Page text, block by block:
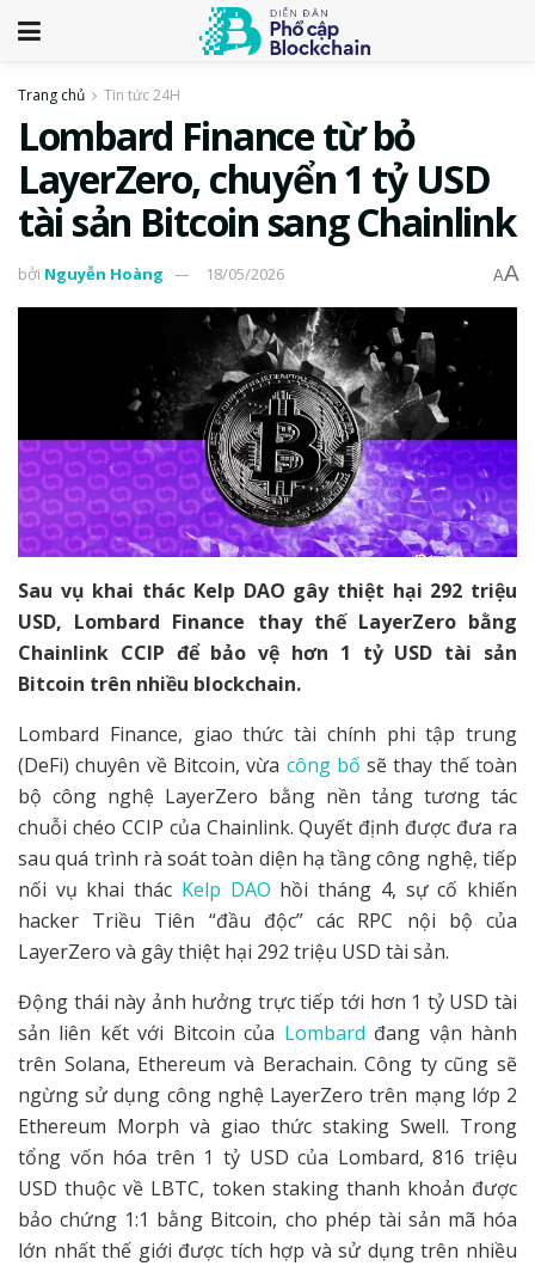
Trang chủ Tin tức 24H
Lombard Finance từ bỏ
LayerZero, chuyển 1 tỷ USD
tài sản Bitcoin sang Chainlink
bởi Nguyễn Hoàng 18/05/2026 AA
Sau vụ khai thác Kelp DAO gây thiệt hại 292 triệu
USD, Lombard Finance thay thế LayerZero bằng
Chainlink CCIP để bảo vệ hơn 1 tỷ USD tài sản
Bitcoin trên nhiều blockchain.
Lombard Finance, giao thức tài chính phi tập trung
(DeFi) chuyên về Bitcoin, vừa công bố sẽ thay thế toàn
bộ công nghệ LayerZero bằng nền tảng tương tác
chuỗi chéo CCIP của Chainlink. Quyết định được đưa ra
sau quá trình rà soát toàn diện hạ tầng công nghệ, tiếp
nối vụ khai thác Kelp DAO hồi tháng 4, sự cố khiến
hacker Triều Tiên “đầu độc” các RPC nội bộ của
LayerZero và gây thiệt hại 292 triệu USD tài sản.
Động thái này ảnh hưởng trực tiếp tới hơn 1 tỷ USD tài
sản liên kết với Bitcoin của Lombard đang vận hành
trên Solana, Ethereum và Berachain. Công ty cũng sẽ
ngừng sử dụng công nghệ LayerZero trên mạng lớp 2
Ethereum Morph và giao thức staking Swell. Trong
tổng vốn hóa trên 1 tỷ USD của Lombard, 816 triệu
USD thuộc về LBTC, token staking thanh khoản được
bảo chứng 1:1 bằng Bitcoin, cho phép tài sản mã hóa
lớn nhất thế giới được tích hợp và sử dụng trên nhiều